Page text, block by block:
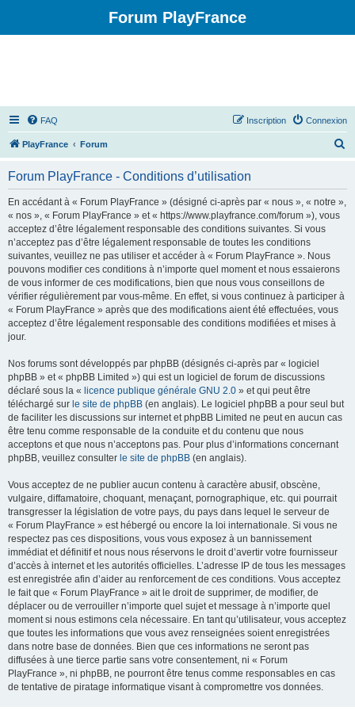
Forum PlayFrance
FAQ Connexion
Inscription
PlayFrance Forum
Forum PlayFrance - Conditions d’utilisation
En accédant à « Forum PlayFrance » (désigné ci-après par « nous », « notre »,
« nos », « Forum PlayFrance » et « https://www.playfrance.com/forum »), vous
acceptez d’être légalement responsable des conditions suivantes. Si vous
n’acceptez pas d’être légalement responsable de toutes les conditions
suivantes, veuillez ne pas utiliser et accéder à « Forum PlayFrance ». Nous
pouvons modifier ces conditions à n’importe quel moment et nous essaierons
de vous informer de ces modifications, bien que nous vous conseillons de
vérifier régulièrement par vous-même. En effet, si vous continuez à participer à
« Forum PlayFrance » après que des modifications aient été effectuées, vous
acceptez d’être légalement responsable des conditions modifiées et mises à
jour.
Nos forums sont développés par phpBB (désignés ci-après par « logiciel
phpBB » et « phpBB Limited ») qui est un logiciel de forum de discussions
déclaré sous la « licence publique générale GNU 2.0 » et qui peut être
téléchargé sur le site de phpBB (en anglais). Le logiciel phpBB a pour seul but
de faciliter les discussions sur internet et phpBB Limited ne peut en aucun cas
être tenu comme responsable de la conduite et du contenu que nous
acceptons et que nous n’acceptons pas. Pour plus d’informations concernant
phpBB, veuillez consulter le site de phpBB (en anglais).
Vous acceptez de ne publier aucun contenu à caractère abusif, obscène,
vulgaire, diffamatoire, choquant, menaçant, pornographique, etc. qui pourrait
transgresser la législation de votre pays, du pays dans lequel le serveur de
« Forum PlayFrance » est hébergé ou encore la loi internationale. Si vous ne
respectez pas ces dispositions, vous vous exposez à un bannissement
immédiat et définitif et nous nous réservons le droit d’avertir votre fournisseur
d’accès à internet et les autorités officielles. L’adresse IP de tous les messages
est enregistrée afin d’aider au renforcement de ces conditions. Vous acceptez
le fait que « Forum PlayFrance » ait le droit de supprimer, de modifier, de
déplacer ou de verrouiller n’importe quel sujet et message à n’importe quel
moment si nous estimons cela nécessaire. En tant qu’utilisateur, vous acceptez
que toutes les informations que vous avez renseignées soient enregistrées
dans notre base de données. Bien que ces informations ne seront pas
diffusées à une tierce partie sans votre consentement, ni « Forum
PlayFrance », ni phpBB, ne pourront être tenus comme responsables en cas
de tentative de piratage informatique visant à compromettre vos données.